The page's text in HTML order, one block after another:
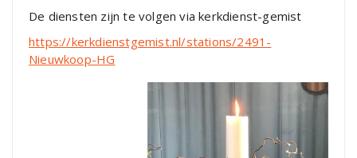
De diensten zijn te volgen via kerkdienst-gemist
https://kerkdienstgemist.nl/stations/2491-
Nieuwkoop-HG